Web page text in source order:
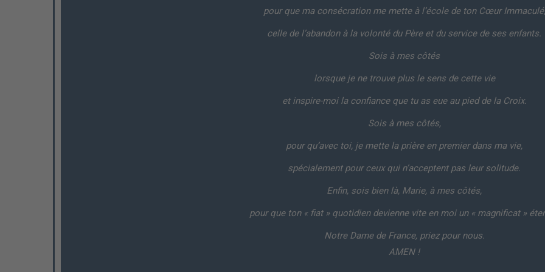
pour que ma consécration me mette à l’école de ton Cœur Immaculé,
celle de l’abandon à la volonté du Père et du service de ses enfants.
Sois à mes côtés
lorsque je ne trouve plus le sens de cette vie
et inspire-moi la confiance que tu as eue au pied de la Croix.
Sois à mes côtés,
pour qu’avec toi, je mette la prière en premier dans ma vie,
spécialement pour ceux qui n’acceptent pas leur solitude.
Enfin, sois bien là, Marie, à mes côtés,
pour que ton « fiat » quotidien devienne vite en moi un « magnificat »
Notre Dame de France, priez pour nous.
AMEN !